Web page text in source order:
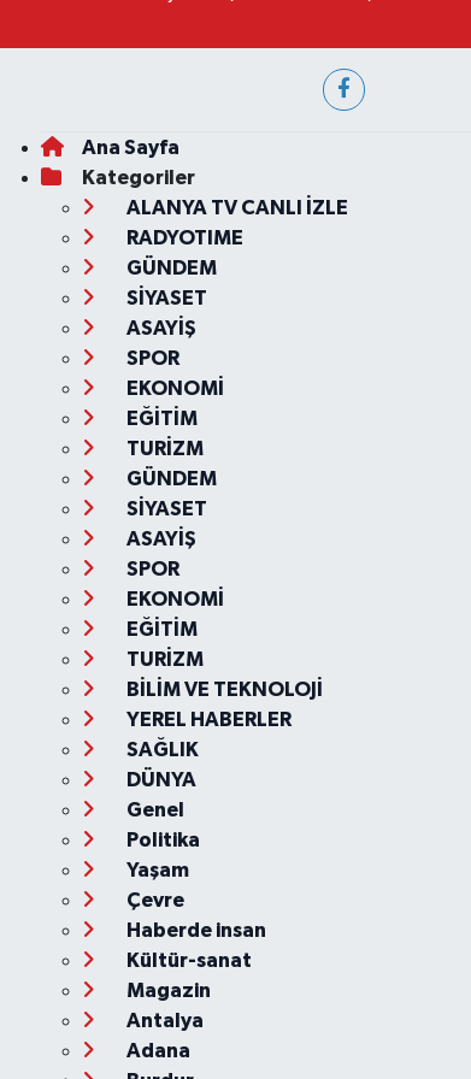
Ana Sayfa
Kategoriler
ALANYA TV CANLI İZLE
RADYOTIME
GÜNDEM
SİYASET
ASAYİŞ
SPOR
EKONOMİ
EĞİTİM
TURİZM
GÜNDEM
SİYASET
ASAYİŞ
SPOR
EKONOMİ
EĞİTİM
TURİZM
BİLİM VE TEKNOLOJİ
YEREL HABERLER
SAĞLIK
DÜNYA
Genel
Politika
Yaşam
Çevre
Haberde insan
Kültür-sanat
Magazin
Antalya
Adana